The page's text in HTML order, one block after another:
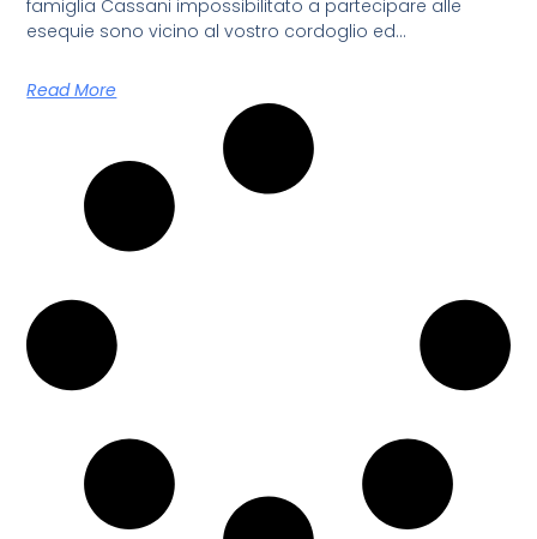
famiglia Cassani impossibilitato a partecipare alle
esequie sono vicino al vostro cordoglio ed
Read More